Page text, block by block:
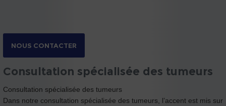
NOUS CONTACTER
Consultation spécialisée des tumeurs
Consultation spécialisée des tumeurs
Dans notre consultation spécialisée des tumeurs, l’accent est mis sur